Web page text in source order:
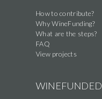
How to contribute?
Why WineFunding?
What are the steps?
FAQ
View projects
WINEFUNDED